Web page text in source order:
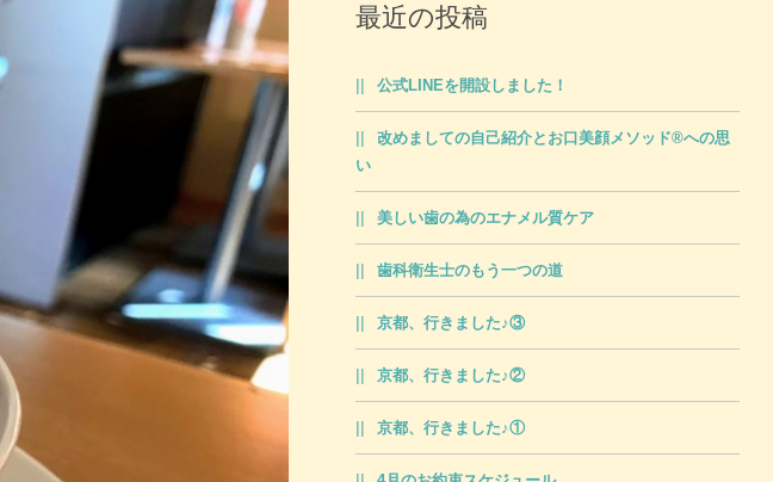
最近の投稿
公式LINEを開設しました！
改めましての自己紹介とお口美顔メソッド®への思
い
美しい歯の為のエナメル質ケア
歯科衛生士のもう一つの道
京都、行きました♪③
京都、行きました♪②
京都、行きました♪①